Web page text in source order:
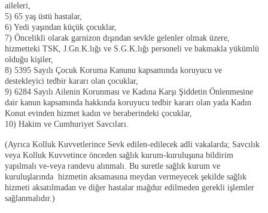
aileleri,
5) 65 yaş üstü hastalar,
6) Yedi yaşından küçük çocuklar,
7) Öncelikli olarak garnizon dışından sevkle gelenler olmak üzere,
hizmetteki TSK, J.Gn.K.lığı ve S.G.K.lığı personeli ve bakmakla yükümlü
olduğu kişiler,
8) 5395 Sayılı Çocuk Koruma Kanunu kapsamında koruyucu ve
destekleyici tedbir kararı olan çocuklar,
9) 6284 Sayılı Ailenin Korunması ve Kadına Karşı Şiddetin Önlenmesine
dair kanun kapsamında hakkında koruyucu tedbir kararı olan yada Kadın
Konut evinden hizmet kadın ve beraberindeki çocuklar,
10) Hakim ve Cumhuriyet Savcıları.
(Ayrıca Kolluk Kuvvetlerince Sevk edilen-edilecek adli vakalarda; Savcılık
veya Kolluk Kuvvetince önceden sağlık kurum-kuruluşuna bildirim
yapılmalı ve-veya randevu alınmalı. Bu suretle sağlık kurum ve
kuruluşlarında hizmetin aksamasına meydan vermeyecek şekilde sağlık
hizmeti aksatılmadan ve diğer hastalar mağdur edilmeden gerekli işlemler
sağlanmalıdır.)